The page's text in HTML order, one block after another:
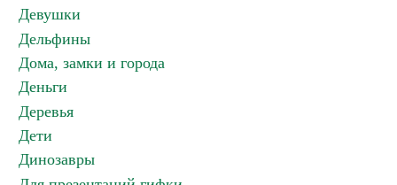
Девушки
Дельфины
Дома, замки и города
Деньги
Деревья
Дети
Динозавры